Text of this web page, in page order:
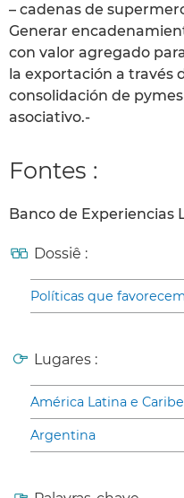
– cadenas de
Generar
con valor agregado
la exportación a través
consolidación de
asociativo.-
Fontes :
Banco de Experiencias
Dossiê :
Políticas que
Lugares :
América Latina e Caribe
Argentina